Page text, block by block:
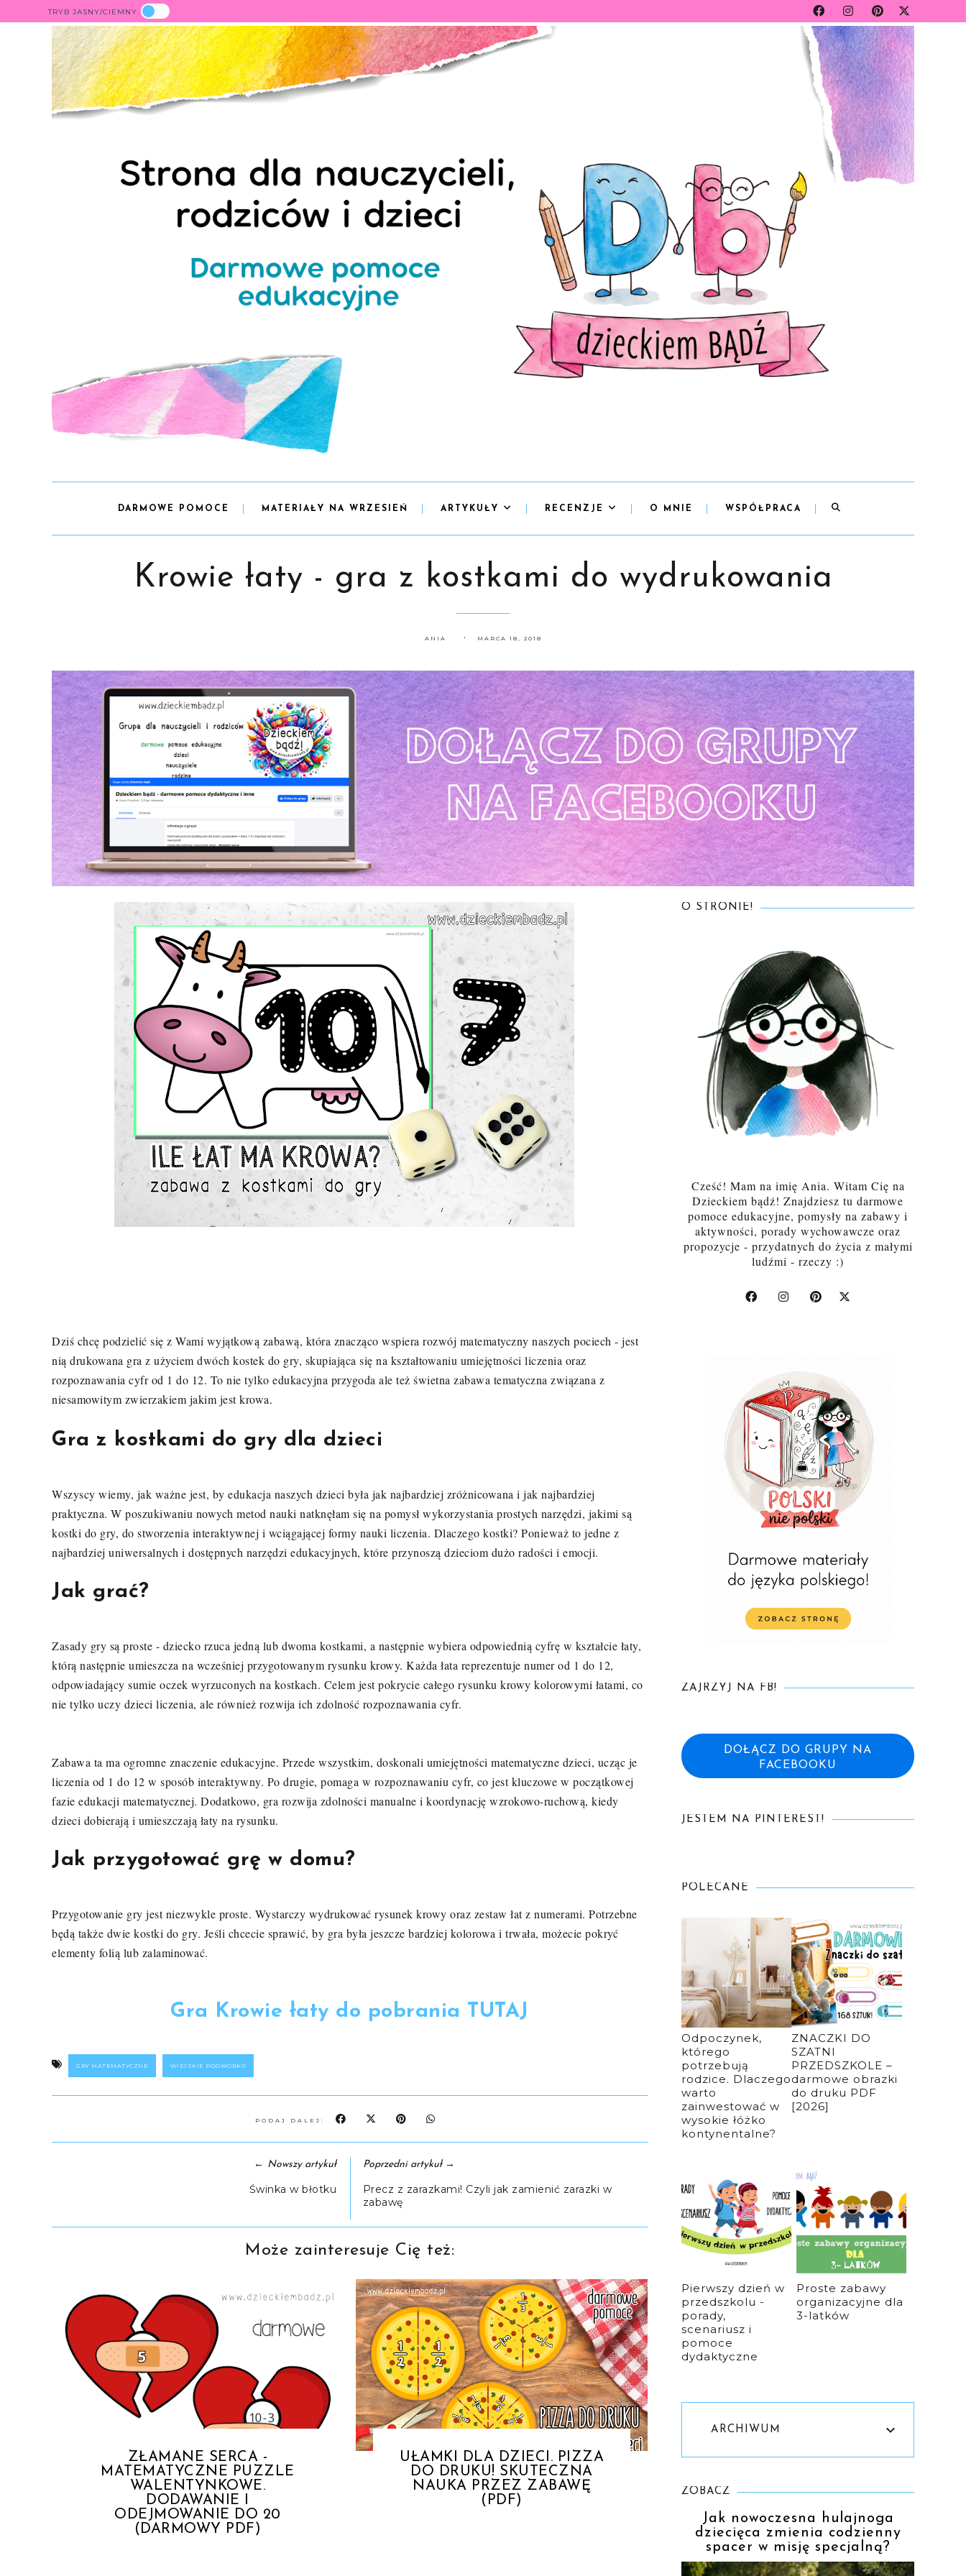
TRYB JASNY/CIEMNY
DARMOWE POMOCE MATERIAŁY NA WRZESIEŃ ARTYKUŁY RECENZJE O MNIE WSPÓŁPRACA
Krowie łaty - gra z kostkami do wydrukowania
ANIA MARCA 18, 2018
Dziś chcę podzielić się z Wami wyjątkową zabawą, która znacząco wspiera rozwój matematyczny naszych pociech - jest
nią drukowana gra z użyciem dwóch kostek do gry, skupiająca się na kształtowaniu umiejętności liczenia oraz
rozpoznawania cyfr od 1 do 12. To nie tylko edukacyjna przygoda ale też świetna zabawa tematyczna związana z
niesamowitym zwierzakiem jakim jest krowa.
Gra z kostkami do gry dla dzieci
Wszyscy wiemy, jak ważne jest, by edukacja naszych dzieci była jak najbardziej zróżnicowana i jak najbardziej
praktyczna. W poszukiwaniu nowych metod nauki natknęłam się na pomysł wykorzystania prostych narzędzi, jakimi są
kostki do gry, do stworzenia interaktywnej i wciągającej formy nauki liczenia. Dlaczego kostki? Ponieważ to jedne z
najbardziej uniwersalnych i dostępnych narzędzi edukacyjnych, które przynoszą dzieciom dużo radości i emocji.
Jak grać?
Zasady gry są proste - dziecko rzuca jedną lub dwoma kostkami, a następnie wybiera odpowiednią cyfrę w kształcie łaty,
którą następnie umieszcza na wcześniej przygotowanym rysunku krowy. Każda łata reprezentuje numer od 1 do 12,
odpowiadający sumie oczek wyrzuconych na kostkach. Celem jest pokrycie całego rysunku krowy kolorowymi łatami, co
nie tylko uczy dzieci liczenia, ale również rozwija ich zdolność rozpoznawania cyfr.
Zabawa ta ma ogromne znaczenie edukacyjne. Przede wszystkim, doskonali umiejętności matematyczne dzieci, ucząc je
liczenia od 1 do 12 w sposób interaktywny. Po drugie, pomaga w rozpoznawaniu cyfr, co jest kluczowe w początkowej
fazie edukacji matematycznej. Dodatkowo, gra rozwija zdolności manualne i koordynację wzrokowo-ruchową, kiedy
dzieci dobierają i umieszczają łaty na rysunku.
Jak przygotować grę w domu?
Przygotowanie gry jest niezwykle proste. Wystarczy wydrukować rysunek krowy oraz zestaw łat z numerami. Potrzebne
będą także dwie kostki do gry. Jeśli chcecie sprawić, by gra była jeszcze bardziej kolorowa i trwała, możecie pokryć
elementy folią lub zalaminować.
Gra Krowie łaty do pobrania TUTAJ
GRY MATEMATYCZNE WIEJSKIE PODWÓRKO
PODAJ DALEJ:
← Nowszy artykuł
Świnka w błotku
Poprzedni artykuł→
Precz z zarazkami! Czyli jak zamienić zarazki w
zabawę
Może zainteresuje Cię też:
ZŁAMANE SERCA -
MATEMATYCZNE PUZZLE
WALENTYNKOWE.
DODAWANIE I
ODEJMOWANIE DO 20
(DARMOWY PDF)
UŁAMKI DLA DZIECI. PIZZA
DO DRUKU! SKUTECZNA
NAUKA PRZEZ ZABAWĘ
(PDF)
O STRONIE!
Cześć! Mam na imię Ania. Witam Cię na
Dzieckiem bądź! Znajdziesz tu darmowe
pomoce edukacyjne, pomysły na zabawy i
aktywności, porady wychowawcze oraz
propozycje - przydatnych do życia z małymi
ludźmi - rzeczy :)
ZAJRZYJ NA FB!
DOŁĄCZ DO GRUPY NA
FACEBOOKU
JESTEM NA PINTEREST!
POLECANE
Odpoczynek,
którego
potrzebują
rodzice. Dlaczego
warto
zainwestować w
wysokie łóżko
kontynentalne?
ZNACZKI DO
SZATNI
PRZEDSZKOLE –
darmowe obrazki
do druku PDF
[2026]
Pierwszy dzień w
przedszkolu -
porady,
scenariusz i
pomoce
dydaktyczne
Proste zabawy
organizacyjne dla
3-latków
ARCHIWUM
ZOBACZ
Jak nowoczesna hulajnoga
dziecięca zmienia codzienny
spacer w misję specjalną?